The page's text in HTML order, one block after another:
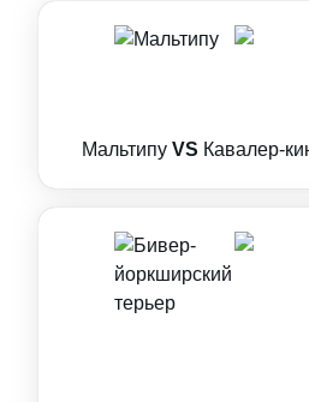
Мальтипу VS Кавалер-